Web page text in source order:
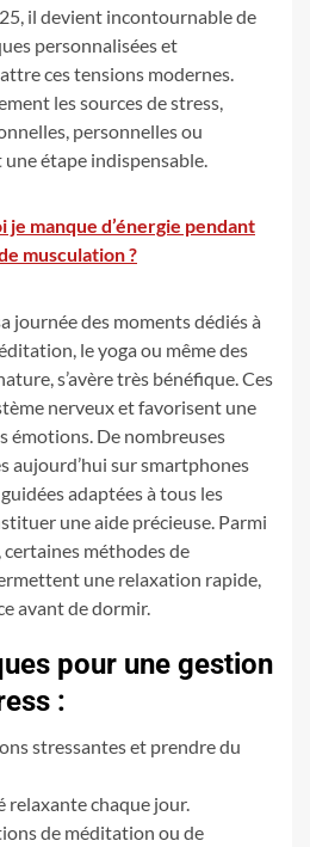
il devient incontournable de
personnalisées et
ces tensions modernes.
les sources de stress,
personnelles ou
étape indispensable.
je manque d’énergie pendant
musculation ?
journée des moments dédiés à
le yoga ou même des
s’avère très bénéfique. Ces
nerveux et favorisent une
émotions. De nombreuses
aujourd’hui sur smartphones
adaptées à tous les
une aide précieuse. Parmi
méthodes de
une relaxation rapide,
avant de dormir.
pour une gestion
:
stressantes et prendre du
chaque jour.
de méditation ou de